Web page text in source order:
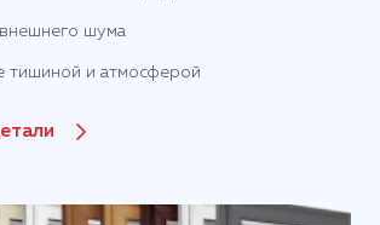
шума
тишиной и атмосферой